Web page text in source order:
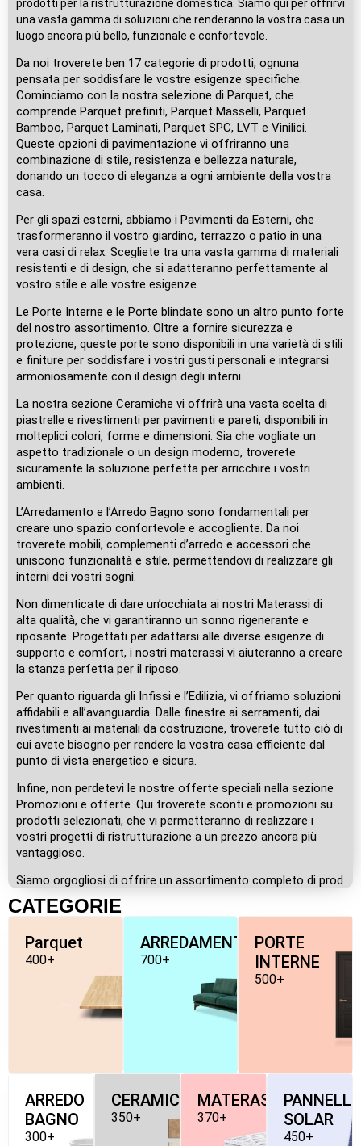
prodotti per la ristrutturazione domestica. Siamo qui per offrirvi
una vasta gamma di soluzioni che renderanno la vostra casa un
luogo ancora più bello, funzionale e confortevole.
Da noi troverete ben 17 categorie di prodotti, ognuna
pensata per soddisfare le vostre esigenze specifiche.
Cominciamo con la nostra selezione di Parquet, che
comprende Parquet prefiniti, Parquet Masselli, Parquet
Bamboo, Parquet Laminati, Parquet SPC, LVT e Vinilici.
Queste opzioni di pavimentazione vi offriranno una
combinazione di stile, resistenza e bellezza naturale,
donando un tocco di eleganza a ogni ambiente della vostra
casa.
Per gli spazi esterni, abbiamo i Pavimenti da Esterni, che
trasformeranno il vostro giardino, terrazzo o patio in una
vera oasi di relax. Scegliete tra una vasta gamma di materiali
resistenti e di design, che si adatteranno perfettamente al
vostro stile e alle vostre esigenze.
Le Porte Interne e le Porte blindate sono un altro punto forte
del nostro assortimento. Oltre a fornire sicurezza e
protezione, queste porte sono disponibili in una varietà di stili
e finiture per soddisfare i vostri gusti personali e integrarsi
armoniosamente con il design degli interni.
La nostra sezione Ceramiche vi offrirà una vasta scelta di
piastrelle e rivestimenti per pavimenti e pareti, disponibili in
molteplici colori, forme e dimensioni. Sia che vogliate un
aspetto tradizionale o un design moderno, troverete
sicuramente la soluzione perfetta per arricchire i vostri
ambienti.
L’Arredamento e l’Arredo Bagno sono fondamentali per
creare uno spazio confortevole e accogliente. Da noi
troverete mobili, complementi d’arredo e accessori che
uniscono funzionalità e stile, permettendovi di realizzare gli
interni dei vostri sogni.
Non dimenticate di dare un’occhiata ai nostri Materassi di
alta qualità, che vi garantiranno un sonno rigenerante e
riposante. Progettati per adattarsi alle diverse esigenze di
supporto e comfort, i nostri materassi vi aiuteranno a creare
la stanza perfetta per il riposo.
Per quanto riguarda gli Infissi e l’Edilizia, vi offriamo soluzioni
affidabili e all’avanguardia. Dalle finestre ai serramenti, dai
rivestimenti ai materiali da costruzione, troverete tutto ciò di
cui avete bisogno per rendere la vostra casa efficiente dal
punto di vista energetico e sicura.
Infine, non perdetevi le nostre offerte speciali nella sezione
Promozioni e offerte. Qui troverete sconti e promozioni su
prodotti selezionati, che vi permetteranno di realizzare i
vostri progetti di ristrutturazione a un prezzo ancora più
vantaggioso.
Siamo orgogliosi di offrire un assortimento completo di prod
CATEGORIE
Parquet
400+
ARREDAMENTO
700+
PORTE
INTERNE
500+
ARREDO
BAGNO
300+
CERAMICHE
350+
MATERASSI
370+
PANNELLI-
SOLAR
450+